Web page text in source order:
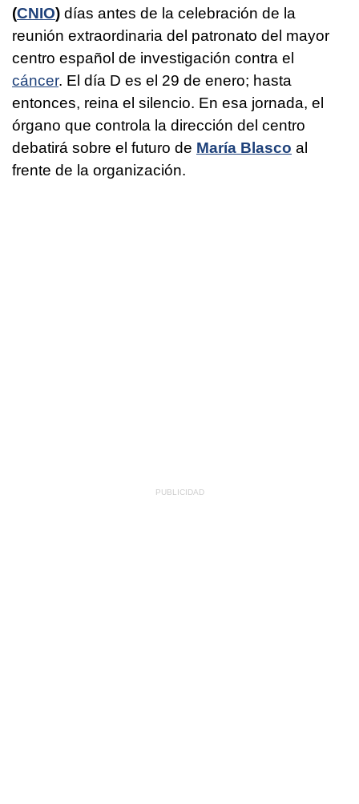
(CNIO) días antes de la celebración de la
reunión extraordinaria del patronato del mayor
centro español de investigación contra el
cáncer. El día D es el 29 de enero; hasta
entonces, reina el silencio. En esa jornada, el
órgano que controla la dirección del centro
debatirá sobre el futuro de María Blasco al
frente de la organización.